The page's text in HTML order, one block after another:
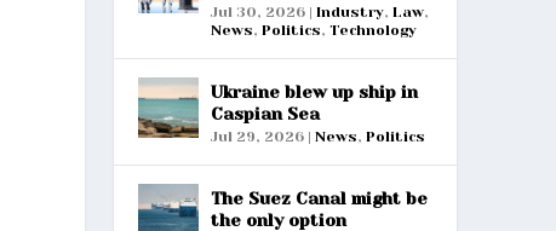
Jul 30, 2026| Industry, Law,
News, Politics, Technology
Ukraine blew up ship in
Caspian Sea
Jul 29, 2026| News, Politics
The Suez Canal might be
the only option